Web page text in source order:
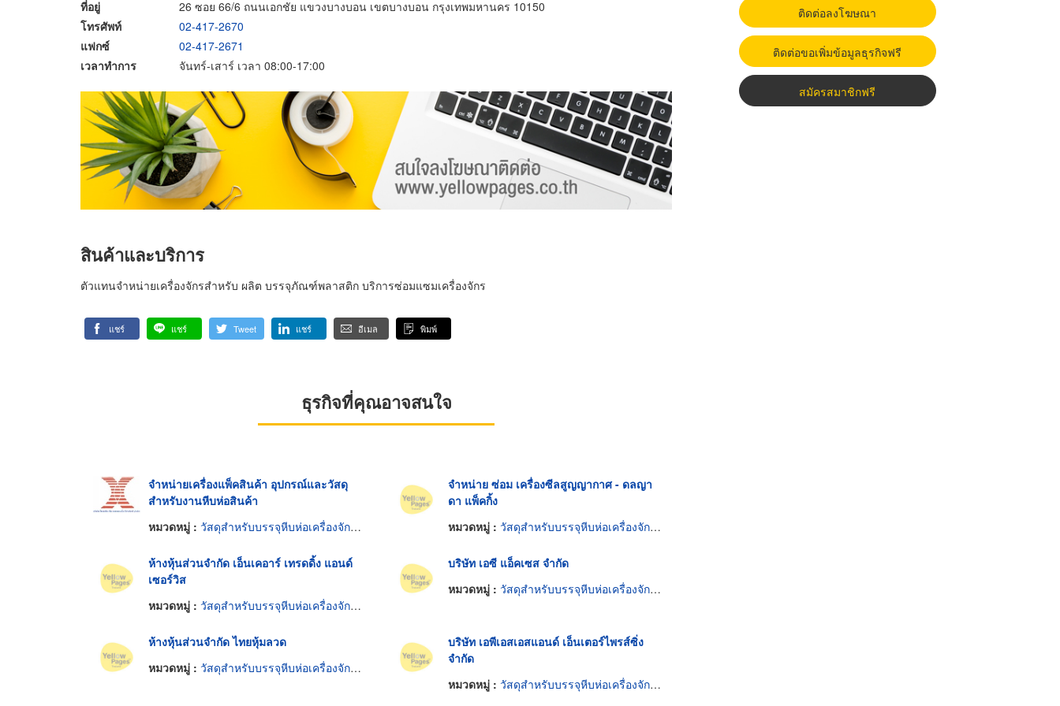
ที่อยู่
26 ซอย 66/6 ถนนเอกชัย แขวงบางบอน เขตบางบอน กรุงเทพมหานคร 10150
โทรศัพท์
02-417-2670
แฟกซ์
02-417-2671
เวลาทำการ
จันทร์-เสาร์ เวลา 08:00-17:00
สินค้าและบริการ
ตัวแทนจำหน่ายเครื่องจักรสำหรับ ผลิต บรรจุภัณฑ์พลาสติก บริการซ่อมแซมเครื่องจักร
แชร์ แชร์ Tweet แชร์ อีเมล พิมพ์
ธุรกิจที่คุณอาจสนใจ
จำหน่ายเครื่องแพ็คสินค้า อุปกรณ์และวัสดุ
สำหรับงานหีบห่อสินค้า
หมวดหมู่ : วัสดุสำหรับบรรจุหีบห่อเครื่องจักรกล
จำหน่าย ซ่อม เครื่องซีลสูญญากาศ - ดลญา
ดา แพ็คกิ้ง
หมวดหมู่ : วัสดุสำหรับบรรจุหีบห่อเครื่องจักรกล
ห้างหุ้นส่วนจำกัด เอ็นเคอาร์ เทรดดิ้ง แอนด์
เซอร์วิส
หมวดหมู่ : วัสดุสำหรับบรรจุหีบห่อเครื่องจักรกล
บริษัท เอซี แอ็คเซส จำกัด
หมวดหมู่ : วัสดุสำหรับบรรจุหีบห่อเครื่องจักรกล
ห้างหุ้นส่วนจำกัด ไทยหุ้มลวด
หมวดหมู่ : วัสดุสำหรับบรรจุหีบห่อเครื่องจักรกล
บริษัท เอพีเอสเอสแอนด์ เอ็นเตอร์ไพรส์ซิ่ง
จำกัด
หมวดหมู่ : วัสดุสำหรับบรรจุหีบห่อเครื่องจักรกล
ติดต่อลงโฆษณา
ติดต่อขอเพิ่มข้อมูลธุรกิจฟรี
สมัครสมาชิกฟรี